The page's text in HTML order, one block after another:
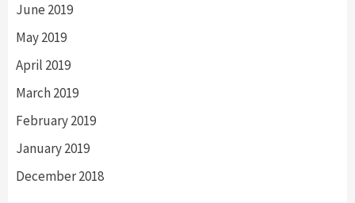
June 2019
May 2019
April 2019
March 2019
February 2019
January 2019
December 2018